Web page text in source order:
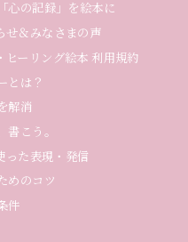
心の記録」を絵本に
せ＆みなさまの声
ヒーリング絵本 利用規約
とは？
解消
こう。
た表現・発信
めのコツ
件